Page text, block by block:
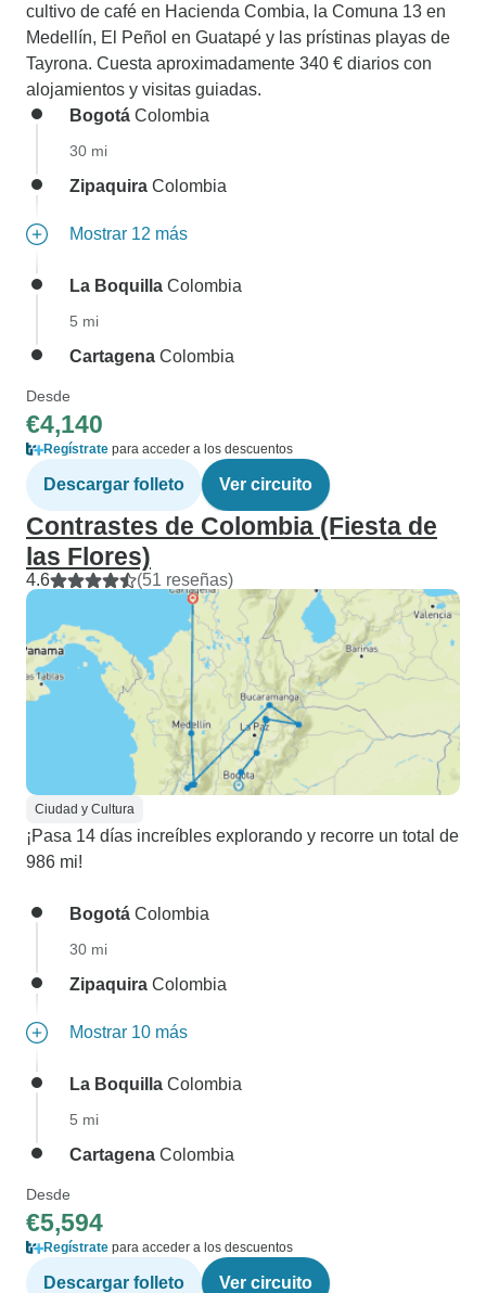
cultivo de café en Hacienda Combia, la Comuna 13 en
Medellín, El Peñol en Guatapé y las prístinas playas de
Tayrona. Cuesta aproximadamente 340 € diarios con
alojamientos y visitas guiadas.
Bogotá Colombia
30 mi
Zipaquira Colombia
Mostrar 12 más
La Boquilla Colombia
5 mi
Cartagena Colombia
Desde
€4,140
Regístrate para acceder a los descuentos
Descargar folleto Ver circuito
Contrastes de Colombia (Fiesta de
las Flores)
4.6 (51 reseñas)
Ciudad y Cultura
¡Pasa 14 días increíbles explorando y recorre un total de
986 mi!
Bogotá Colombia
30 mi
Zipaquira Colombia
Mostrar 10 más
La Boquilla Colombia
5 mi
Cartagena Colombia
Desde
€5,594
Regístrate para acceder a los descuentos
Descargar folleto Ver circuito